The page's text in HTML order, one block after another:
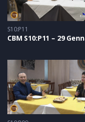
S10:P11